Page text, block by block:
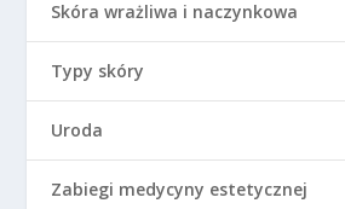
Skóra wrażliwa i naczynkowa
Typy skóry
Uroda
Zabiegi medycyny estetycznej